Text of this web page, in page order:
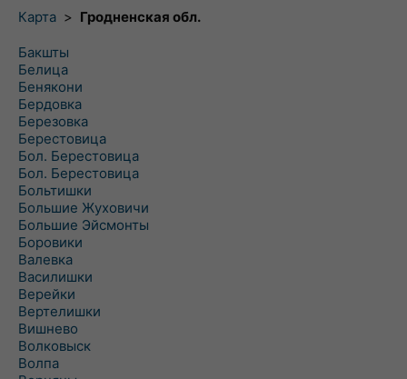
Карта > Гродненская обл.
Бакшты
Белица
Бенякони
Бердовка
Березовка
Берестовица
Бол. Берестовица
Бол. Берестовица
Больтишки
Большие Жуховичи
Большие Эйсмонты
Боровики
Валевка
Василишки
Верейки
Вертелишки
Вишнево
Волковыск
Волпа